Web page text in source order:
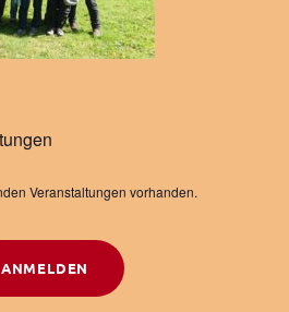
Veranstaltungen vorhanden.
ANMELDEN